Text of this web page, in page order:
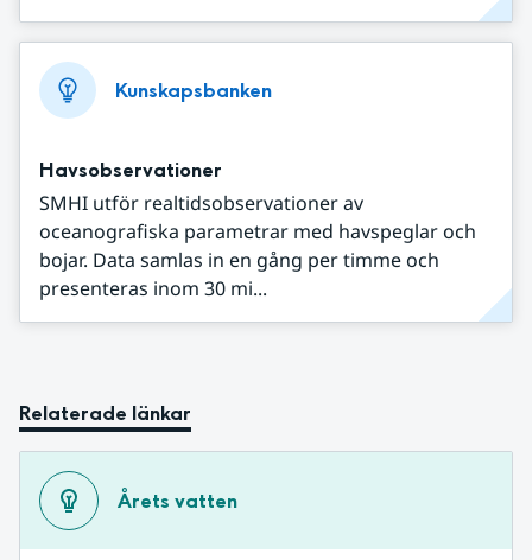
Kunskapsbanken
Havsobservationer
SMHI utför realtidsobservationer av
oceanografiska parametrar med havspeglar och
bojar. Data samlas in en gång per timme och
presenteras inom 30 mi...
Relaterade länkar
Årets vatten